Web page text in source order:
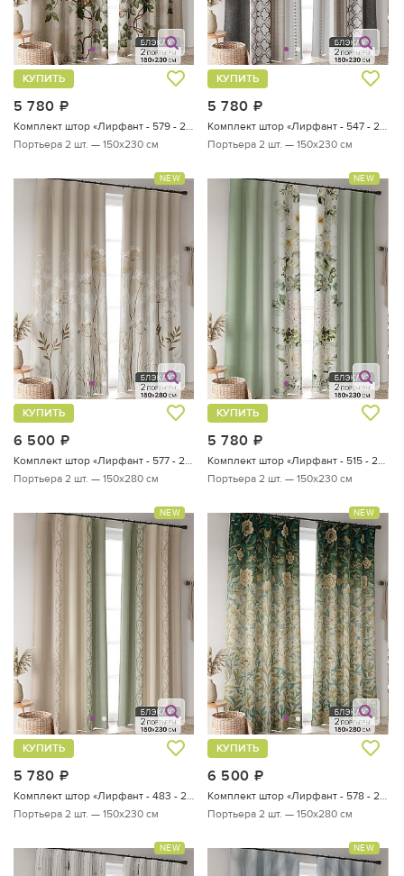
5 780
КУПИТЬ
Комплект штор «Лирфант - 579 - 230 см»
Портьера 2 шт. — 150х230 см
5 780
КУПИТЬ
Комплект штор «Лирфант - 547 - 230 см»
Портьера 2 шт. — 150х230 см
NEW
6 500
КУПИТЬ
Комплект штор «Лирфант - 577 - 280 см»
Портьера 2 шт. — 150х280 см
NEW
5 780
КУПИТЬ
Комплект штор «Лирфант - 515 - 230 см»
Портьера 2 шт. — 150х230 см
NEW
5 780
КУПИТЬ
Портьера 2 шт. — 150х230 см
NEW
6 500
КУПИТЬ
Портьера 2 шт. — 150х280 см
NEW NEW